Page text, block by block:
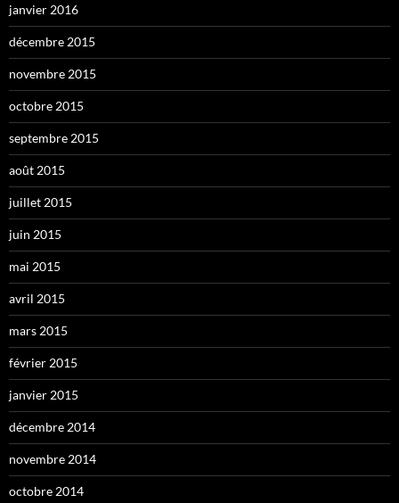
janvier 2016
décembre 2015
novembre 2015
octobre 2015
septembre 2015
août 2015
juillet 2015
juin 2015
mai 2015
avril 2015
mars 2015
février 2015
janvier 2015
décembre 2014
novembre 2014
octobre 2014